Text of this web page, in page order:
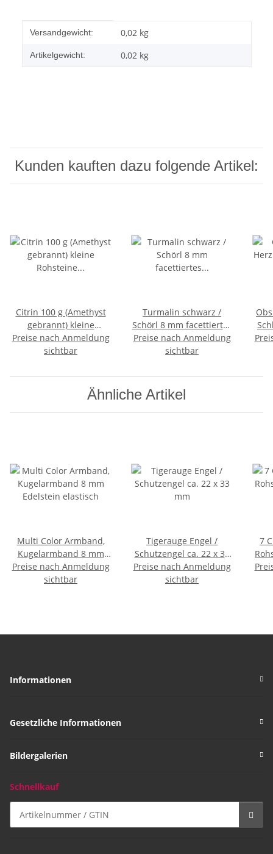
Produkteigenschaft
Wert
Versandgewicht: 0,02 kg
Artikelgewicht: 0,02 kg
Kunden kauften dazu folgende Artikel:
Citrin 100 g (Amethyst
gebrannt) kleine
Rohsteine Rohstücke
Wassersteine ca. 20 - 50
Preise nach Anmeldung
sichtbar
Turmalin schwarz /
Schörl 8 mm facettiertes
Kugelarmband auf
Stretchband ca. 19 - 20
Preise nach Anmeldung
sichtbar
25
Ähnliche Artikel
Multi Color Armband,
Kugelarmband 8 mm
Edelstein elastisch
Preise nach Anmeldung
sichtbar
Tigerauge Engel /
Schutzengel ca. 22 x 33
mm
Preise nach Anmeldung
sichtbar
7 Chakra Natursteine
/
Informationen
Gesetzliche Informationen
Bildergalerien
Schnellkauf